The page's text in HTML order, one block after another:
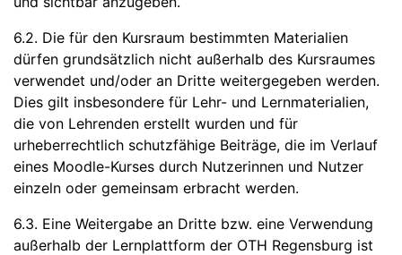
6.2. Die für den Kursraum bestimmten Materialien
dürfen grundsätzlich nicht außerhalb des Kursraumes
verwendet und/oder an Dritte weitergegeben werden.
Dies gilt insbesondere für Lehr- und Lernmaterialien,
die von Lehrenden erstellt wurden und für
urheberrechtlich schutzfähige Beiträge, die im Verlauf
eines Moodle-Kurses durch Nutzerinnen und Nutzer
einzeln oder gemeinsam erbracht werden.
6.3. Eine Weitergabe an Dritte bzw. eine Verwendung
außerhalb der Lernplattform der OTH Regensburg ist